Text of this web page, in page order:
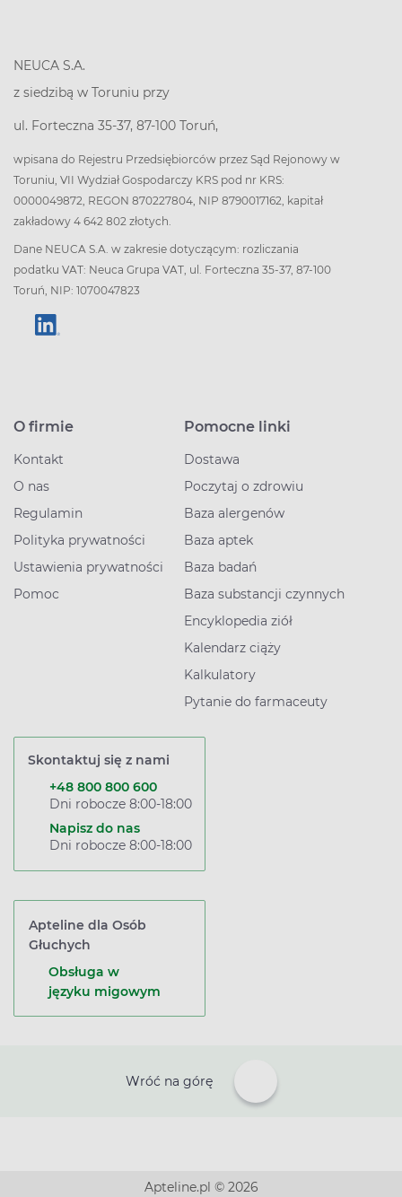
NEUCA S.A.
z siedzibą w Toruniu przy
ul. Forteczna 35-37, 87-100 Toruń,
wpisana do Rejestru Przedsiębiorców przez Sąd Rejonowy w
Toruniu, VII Wydział Gospodarczy KRS pod nr KRS:
0000049872, REGON 870227804, NIP 8790017162, kapitał
zakładowy 4 642 802 złotych.
Dane NEUCA S.A. w zakresie dotyczącym: rozliczania
podatku VAT: Neuca Grupa VAT, ul. Forteczna 35-37, 87-100
Toruń, NIP: 1070047823
O firmie
Kontakt
O nas
Regulamin
Polityka prywatności
Ustawienia prywatności
Pomoc
Pomocne linki
Dostawa
Poczytaj o zdrowiu
Baza alergenów
Baza aptek
Baza badań
Baza substancji czynnych
Encyklopedia ziół
Kalendarz ciąży
Kalkulatory
Pytanie do farmaceuty
Skontaktuj się z nami
+48 800 800 600
Dni robocze 8:00-18:00
Napisz do nas
Dni robocze 8:00-18:00
Apteline dla Osób
Głuchych
Obsługa w
języku migowym
Wróć na górę
Apteline.pl © 2026